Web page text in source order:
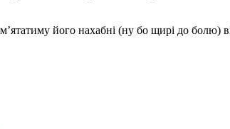
його нахабні (ну бо щирі до болю)